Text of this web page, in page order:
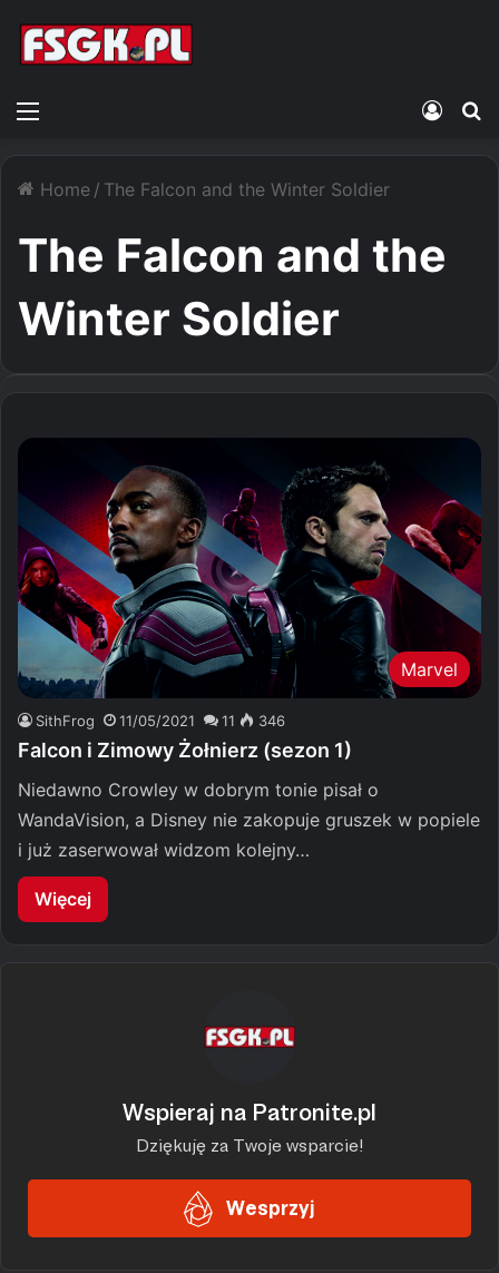
Home / The Falcon and the Winter Soldier
The Falcon and the
Winter Soldier
Marvel
SithFrog 11/05/2021 11 346
Falcon i Zimowy Żołnierz (sezon 1)
Niedawno Crowley w dobrym tonie pisał o
WandaVision, a Disney nie zakopuje gruszek w popiele
i już zaserwował widzom kolejny…
Więcej